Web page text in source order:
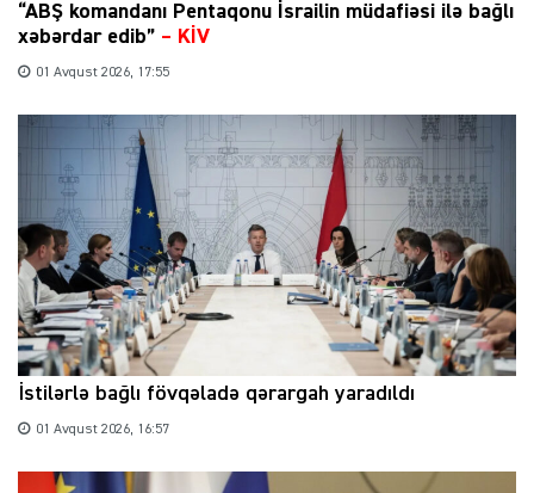
“ABŞ komandanı Pentaqonu İsrailin müdafiəsi ilə bağlı
xəbərdar edib” – KİV
01 Avqust 2026, 17:55
İstilərlə bağlı fövqəladə qərargah yaradıldı
01 Avqust 2026, 16:57